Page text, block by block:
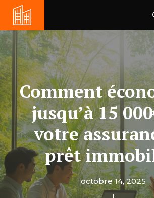
Aller
contenu
Comment
jusqu’à 15
votre
prêt
octobre 14, 2025